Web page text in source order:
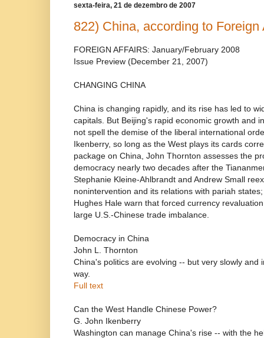
sexta-feira, 21 de dezembro de 2007
822) China, according to Foreign
FOREIGN AFFAIRS: January/February 2008
Issue Preview (December 21, 2007)
CHANGING CHINA
China is changing rapidly, and its rise has led to
capitals. But Beijing's rapid economic growth and
not spell the demise of the liberal international
Ikenberry, so long as the West plays its cards
package on China, John Thornton assesses the
democracy nearly two decades after the
Stephanie Kleine-Ahlbrandt and Andrew Small
nonintervention and its relations with pariah
Hughes Hale warn that forced currency
large U.S.-Chinese trade imbalance.
Democracy in China
John L. Thornton
China's politics are evolving -- but very slowly and
way.
Full text
Can the West Handle Chinese Power?
G. John Ikenberry
Washington can manage China's rise -- with the